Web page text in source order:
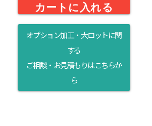
カートに入れる
オプション加工・大ロットに関
する
ご相談・お見積もりはこちらか
ら